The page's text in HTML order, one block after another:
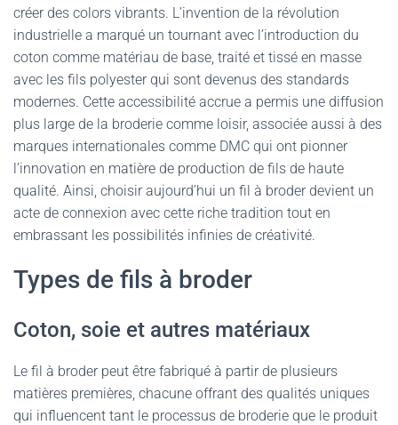
créer des colors vibrants. L’invention de la révolution
industrielle a marqué un tournant avec l’introduction du
coton comme matériau de base, traité et tissé en masse
avec les fils polyester qui sont devenus des standards
modernes. Cette accessibilité accrue a permis une diffusion
plus large de la broderie comme loisir, associée aussi à des
marques internationales comme DMC qui ont pionner
l’innovation en matière de production de fils de haute
qualité. Ainsi, choisir aujourd’hui un fil à broder devient un
acte de connexion avec cette riche tradition tout en
embrassant les possibilités infinies de créativité.
Types de fils à broder
Coton, soie et autres matériaux
Le fil à broder peut être fabriqué à partir de plusieurs
matières premières, chacune offrant des qualités uniques
qui influencent tant le processus de broderie que le produit